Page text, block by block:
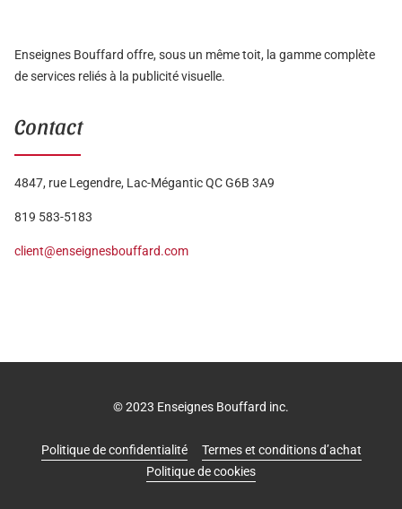
Enseignes Bouffard offre, sous un même toit, la gamme complète
de services reliés à la publicité visuelle.
Contact
4847, rue Legendre, Lac-Mégantic QC G6B 3A9
819 583-5183
client@enseignesbouffard.com
© 2023 Enseignes Bouffard inc.
Politique de confidentialité
Termes et conditions d’achat
Politique de cookies